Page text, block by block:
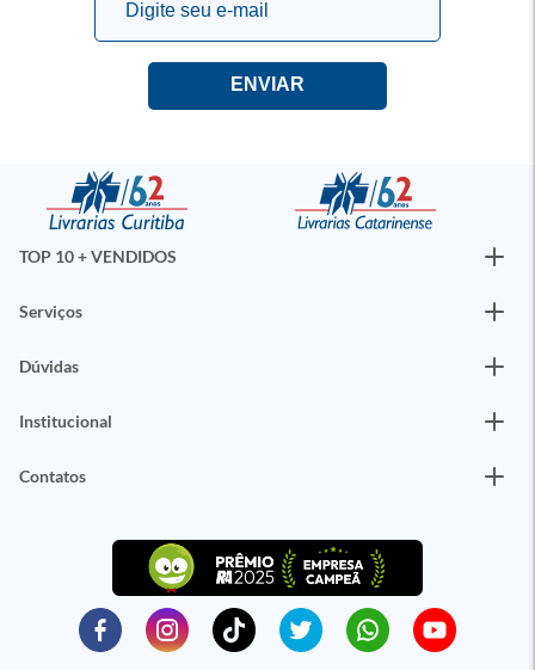
TOP 10 + VENDIDOS
Serviços
Dúvidas
Institucional
Contatos